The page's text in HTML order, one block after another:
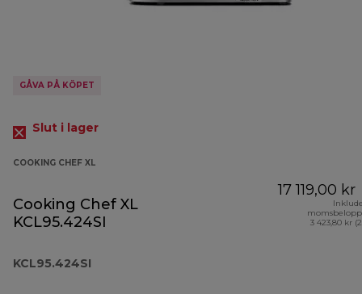
GÅVA PÅ KÖPET
Slut i lager
COOKING CHEF XL
Cooking Chef XL
KCL95.424SI
KCL95.424SI
17 119,00 kr
3 423,80 kr